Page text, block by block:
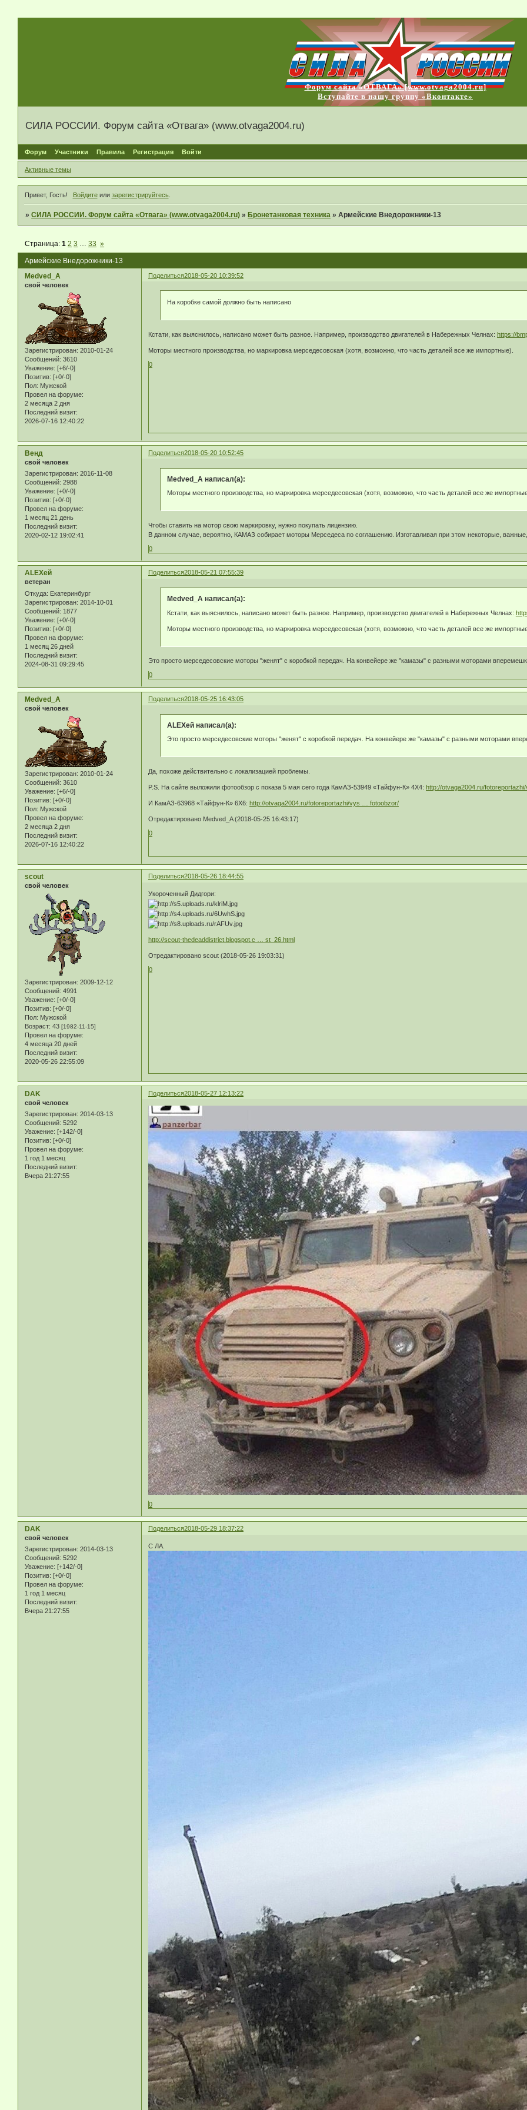
Форум сайта «ОТВАГА» [www.otvaga2004.ru]
Вступайте в нашу группу «Вконтакте»
СИЛА РОССИИ. Форум сайта «Отвага» (www.otvaga2004.ru)
Форум Участники Правила Регистрация Войти
Активные темы
Привет, Гость! Войдитеили зарегистрируйтесь.
»СИЛА РОССИИ. Форум сайта «Отвага» (www.otvaga2004.ru) » Бронетанковая техника »Армейские Внедорожники-13
Армейские Внедорожники-13
Страница:1 2 3 33 »
Поделиться2018-05-20 10:39:52
Medved_A
свой человек
Зарегистрирован: 2010-01-24
Сообщений: 3610
Уважение: [+6/-0]
Позитив: [+0/-0]
Пол: Мужской
Провел на форуме:
2 месяца 2 дня
Последний визит:
2026-07-16 12:40:22
На коробке самой должно быть написано
Кстати, как выяснилось, написано может быть разное. Например, производство двигателей в Набережных Челнах:https://
Моторы местного производства, но маркировка мерседесовская (хотя, возможно, что часть деталей все же импортные).
0
Поделиться2018-05-20 10:52:45
Венд
свой человек
Зарегистрирован: 2016-11-08
Сообщений: 2988
Уважение: [+0/-0]
Позитив: [+0/-0]
Провел на форуме:
1 месяц 21 день
Последний визит:
2020-02-12 19:02:41
Medved_A написал(а):
Моторы местного производства, но маркировка мерседесовская (хотя, возможно, что часть деталей все же
Чтобы ставить на мотор свою маркировку, нужно покупать лицензию.
В данном случае, вероятно, КАМАЗ собирает моторы Мерседеса по соглашению. Изготавливая при этом некоторые,
0
Поделиться2018-05-21 07:55:39
АLEXей
ветеран
Откуда: Екатеринбург
Зарегистрирован: 2014-10-01
Сообщений: 1877
Уважение: [+0/-0]
Позитив: [+0/-0]
Провел на форуме:
1 месяц 26 дней
Последний визит:
2024-08-31 09:29:45
Medved_A написал(а):
Кстати, как выяснилось, написано может быть разное. Например, производство двигателей в Набережных Челнах:
Моторы местного производства, но маркировка мерседесовская (хотя, возможно, что часть деталей все же
Это просто мерседесовские моторы "женят" с коробкой передач. На конвейере же "камазы" с разными моторами
0
Поделиться2018-05-25 16:43:05
Medved_A
свой человек
Зарегистрирован: 2010-01-24
Сообщений: 3610
Уважение: [+6/-0]
Позитив: [+0/-0]
Пол: Мужской
Провел на форуме:
2 месяца 2 дня
Последний визит:
2026-07-16 12:40:22
АLEXей написал(а):
Это просто мерседесовские моторы "женят" с коробкой передач. На конвейере же "камазы" с разными моторами
Да, похоже действительно с локализацией проблемы.
P.S. На сайте выложили фотообзор с показа 5 мая сего года КамАЗ-53949 «Тайфун-К» 4Х4:http://otvaga2004.ru/
И КамАЗ-63968 «Тайфун-К» 6Х6:http://otvaga2004.ru/fotoreportazhi/vys … fotoobzor/
Отредактировано Medved_A (2018-05-25 16:43:17)
0
Поделиться2018-05-26 18:44:55
scout
свой человек
Зарегистрирован: 2009-12-12
Сообщений: 4991
Уважение: [+0/-0]
Позитив: [+0/-0]
Пол: Мужской
Возраст: 43 [1982-11-15]
Провел на форуме:
4 месяца 20 дней
Последний визит:
2020-05-26 22:55:09
Укороченный Дидгори:
http://scout-thedeaddistrict.blogspot.c … st_26.html
Отредактировано scout (2018-05-26 19:03:31)
0
Поделиться2018-05-27 12:13:22
DAK
свой человек
Зарегистрирован: 2014-03-13
Сообщений: 5292
Уважение: [+142/-0]
Позитив: [+0/-0]
Провел на форуме:
1 год 1 месяц
Последний визит:
Вчера 21:27:55
0
Поделиться2018-05-29 18:37:22
DAK
свой человек
Зарегистрирован: 2014-03-13
Сообщений: 5292
Уважение: [+142/-0]
Позитив: [+0/-0]
Провел на форуме:
1 год 1 месяц
Последний визит:
Вчера 21:27:55
С ЛА.